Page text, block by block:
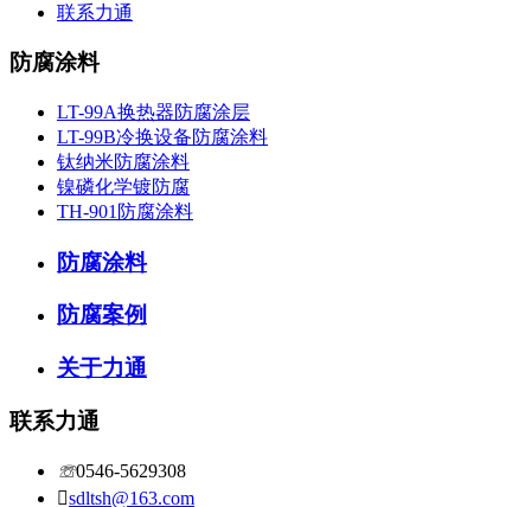
联系力通
防腐涂料
LT-99A换热器防腐涂层
LT-99B冷换设备防腐涂料
钛纳米防腐涂料
镍磷化学镀防腐
TH-901防腐涂料
防腐涂料
防腐案例
关于力通
联系力通
☏0546-5629308
sdltsh@163.com